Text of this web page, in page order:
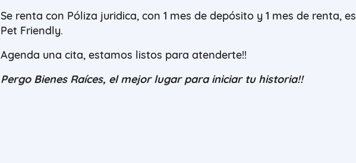
Se renta con Póliza juridica, con 1 mes de depósito y 1 mes de renta, es
Pet Friendly.
Agenda una cita, estamos listos para atenderte!!
Pergo Bienes Raíces, el mejor lugar para iniciar tu historia!!